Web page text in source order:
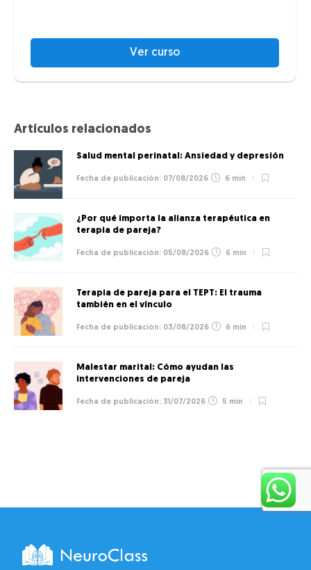
Ver curso
Artículos relacionados
Salud mental perinatal: Ansiedad y depresión
07/08/2026 6 min
¿Por qué importa la alianza terapéutica en
terapia de pareja?
05/08/2026 6 min
Terapia de pareja para el TEPT: El trauma
también en el vínculo
03/08/2026 6 min
Malestar marital: Cómo ayudan las
intervenciones de pareja
31/07/2026 5 min